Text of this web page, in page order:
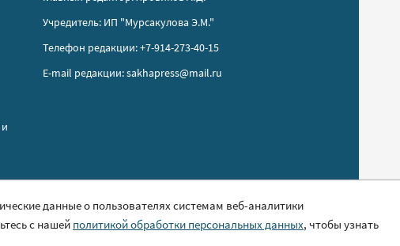
Учредитель: ИП "Мурсакулова Э.М."
Телефон редакции: +7-914-273-40-15
E-mail редакции: sakhapress@mail.ru
данные о пользователях системам веб-аналитики
с нашей политикой обработки персональных данных, чтобы узнать